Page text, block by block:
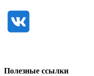
Полезные ссылки